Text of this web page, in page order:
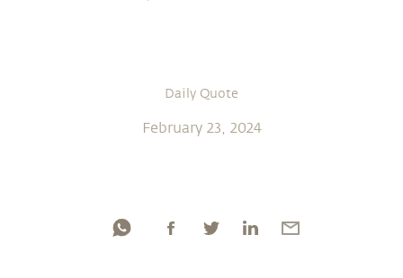
Daily Quote
February 23, 2024